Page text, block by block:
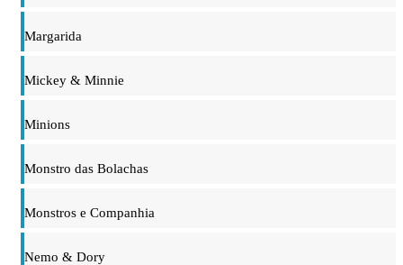
Margarida
Mickey & Minnie
Minions
Monstro das Bolachas
Monstros e Companhia
Nemo & Dory